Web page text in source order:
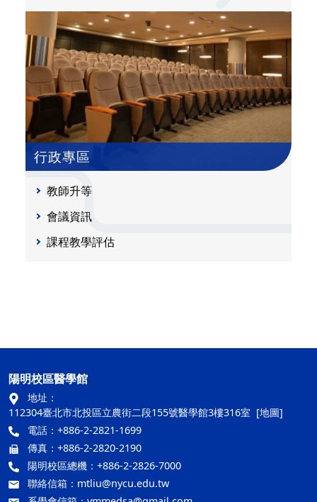
行政專區
教師升等
會議資訊
課程教學評估
陽明校區醫學館
地址：
112304臺北市北投區立農街二段155號醫學館3樓316室 [地圖]
電話：+886-2-2821-1699
傳真：+886-2-2820-2190
陽明校區總機：+886-2-2826-7000
聯絡信箱： mtliu@nycu.edu.tw